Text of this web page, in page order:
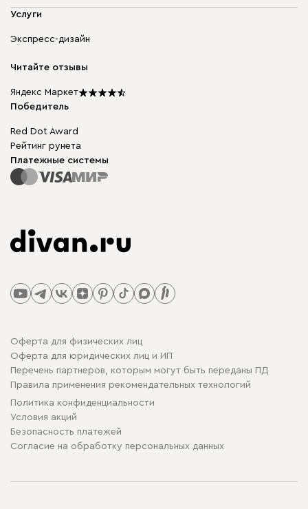
Доставка и оплата
диван.клуб
Карьера
Мы в прессе
Мягкая мебель
Бескаркасная мебель
Столы и стулья
Услуги
Экспресс-дизайн
Читайте отзывы
Яндекс Маркет
Победитель
Red Dot Award
Рейтинг рунета
Платежные системы
Оферта для физических лиц
Оферта для юридических лиц и ИП
Перечень партнеров, которым могут быть переданы ПД
Правила применения рекомендательных технологий
Политика конфиденциальности
Условия акций
Безопасность платежей
Cогласие на обработку персональных данных